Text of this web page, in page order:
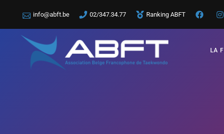
info@abft.be 02/347.34.77 Ranking ABFT
LA